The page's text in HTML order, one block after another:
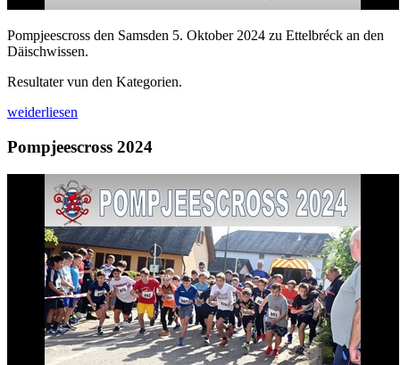
Pompjeescross den Samsden 5. Oktober 2024 zu Ettelbréck an den
Däischwissen.
Resultater vun den Kategorien.
weiderliesen
Pompjeescross 2024